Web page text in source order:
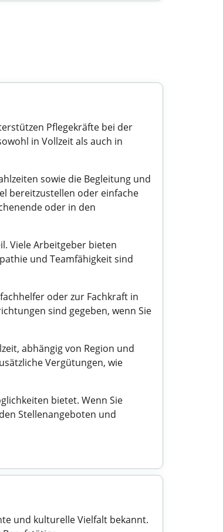
Pflegekräfte bei der
in Vollzeit als auch in
sowie die Begleitung und
bereitzustellen oder einfache
oder in den
Viele Arbeitgeber bieten
und Teamfähigkeit sind
oder zur Fachkraft in
sind gegeben, wenn Sie
abhängig von Region und
Vergütungen, wie
bietet. Wenn Sie
Stellenangeboten und
und kulturelle Vielfalt bekannt.